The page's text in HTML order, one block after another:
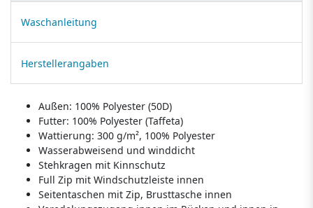
Waschanleitung
Herstellerangaben
Außen: 100% Polyester (50D)
Futter: 100% Polyester (Taffeta)
Wattierung: 300 g/m², 100% Polyester
Wasserabweisend und winddicht
Stehkragen mit Kinnschutz
Full Zip mit Windschutzleiste innen
Seitentaschen mit Zip, Brusttasche innen